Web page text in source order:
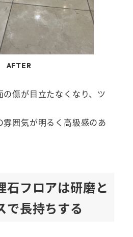
AFTER
傷が目立たなくなり、ツ
雰囲気が明るく高級感のあ
石フロアは研磨と
で長持ちする